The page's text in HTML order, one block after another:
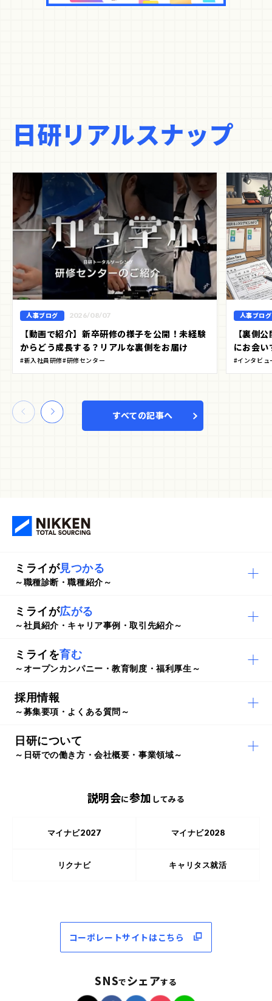
日研リアルスナップ
人事ブログ 2026/08/07
【動画で紹介】新卒研修の様子を公開！未経験
からどう成長する？リアルな裏側をお届け
#新入社員研修#研修センター
人事ブログ
【裏側
にお会
#インタビュ
すべての記事へ
ミライが見つかる
～職種診断・職種紹介～
ミライが広がる
～社員紹介・キャリア事例・取引先紹介～
ミライを育む
～オープンカンパニー・教育制度・福利厚生～
採用情報
～募集要項・よくある質問～
日研について
～日研での働き方・会社概要・事業領域～
説明会に参加 してみる
マイナビ2027 マイナビ2028
リクナビ キャリタス就活
コーポレートサイトはこちら
SNSでシェアする